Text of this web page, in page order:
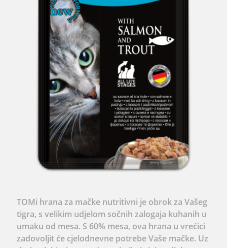
TOMi hrana za mačke nutritivni je obrok za Vašeg
tigra, s velikim udjelom sočnih zalogaja kuhanih u
umaku od mesa. S 60% mesa, ova hrana u vrećici
zadovoljit će cjelodnevne potrebe Vaše mačke. Uz